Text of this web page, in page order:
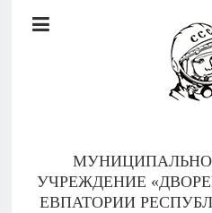
Документы
УЧРЕЖДЕНИЕ
ЕВПАТОРИИ